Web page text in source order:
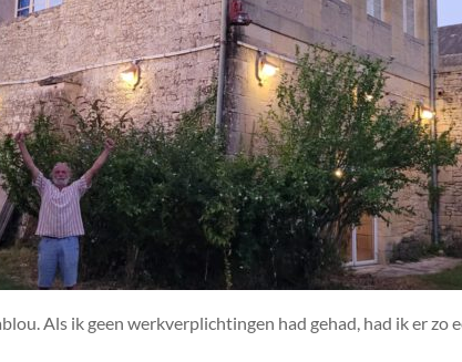
Als ik geen werkverplichtingen had gehad, had ik er zo